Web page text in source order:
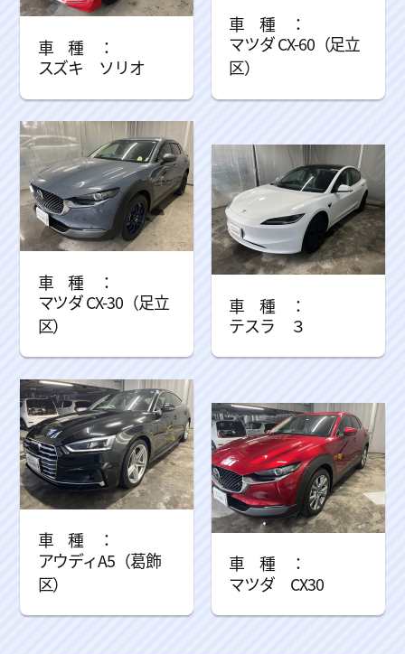
スズキ ソリオ
マツダ CX-60（足立
区）
マツダ CX-30（足立
区）
テスラ ３
アウディA5（葛飾
区）
マツダ CX30